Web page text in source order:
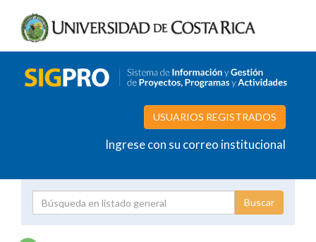
USUARIOS REGISTRADOS
Ingrese con su correo institucional